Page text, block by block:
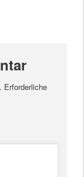
Erforderliche